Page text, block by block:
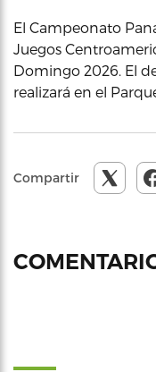
El Campeonato
Juegos
Domingo 2026. El
realizará en el
Compartir